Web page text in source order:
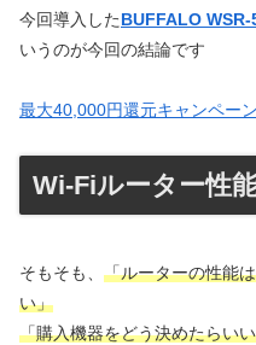
今回導入したBUFFALO WSR-
いうのが今回の結論です
最大40,000円還元キャンペー
Wi-Fiルーター性
そもそも、 「ルーターの性能
い」
「購入機器をどう決めたらい